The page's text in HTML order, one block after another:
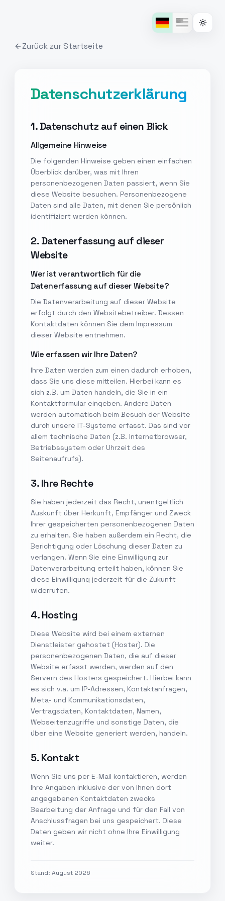
Zurück zur Startseite
Datenschutzerklärung
1. Datenschutz auf einen Blick
Allgemeine Hinweise
Die folgenden Hinweise geben einen einfachen
Überblick darüber, was mit Ihren
personenbezogenen Daten passiert, wenn Sie
diese Website besuchen. Personenbezogene
Daten sind alle Daten, mit denen Sie persönlich
identifiziert werden können.
2. Datenerfassung auf dieser
Website
Wer ist verantwortlich für die
Datenerfassung auf dieser Website?
Die Datenverarbeitung auf dieser Website
erfolgt durch den Websitebetreiber. Dessen
Kontaktdaten können Sie dem Impressum
dieser Website entnehmen.
Wie erfassen wir Ihre Daten?
Ihre Daten werden zum einen dadurch erhoben,
dass Sie uns diese mitteilen. Hierbei kann es
sich z.B. um Daten handeln, die Sie in ein
Kontaktformular eingeben. Andere Daten
werden automatisch beim Besuch der Website
durch unsere IT-Systeme erfasst. Das sind vor
allem technische Daten (z.B. Internetbrowser,
Betriebssystem oder Uhrzeit des
Seitenaufrufs).
3. Ihre Rechte
Sie haben jederzeit das Recht, unentgeltlich
Auskunft über Herkunft, Empfänger und Zweck
Ihrer gespeicherten personenbezogenen Daten
zu erhalten. Sie haben außerdem ein Recht, die
Berichtigung oder Löschung dieser Daten zu
verlangen. Wenn Sie eine Einwilligung zur
Datenverarbeitung erteilt haben, können Sie
diese Einwilligung jederzeit für die Zukunft
widerrufen.
4. Hosting
Diese Website wird bei einem externen
Dienstleister gehostet (Hoster). Die
personenbezogenen Daten, die auf dieser
Website erfasst werden, werden auf den
Servern des Hosters gespeichert. Hierbei kann
es sich v.a. um IP-Adressen, Kontaktanfragen,
Meta- und Kommunikationsdaten,
Vertragsdaten, Kontaktdaten, Namen,
Webseitenzugriffe und sonstige Daten, die
über eine Website generiert werden, handeln.
5. Kontakt
Wenn Sie uns per E-Mail kontaktieren, werden
Ihre Angaben inklusive der von Ihnen dort
angegebenen Kontaktdaten zwecks
Bearbeitung der Anfrage und für den Fall von
Anschlussfragen bei uns gespeichert. Diese
Daten geben wir nicht ohne Ihre Einwilligung
weiter.
Stand: August 2026